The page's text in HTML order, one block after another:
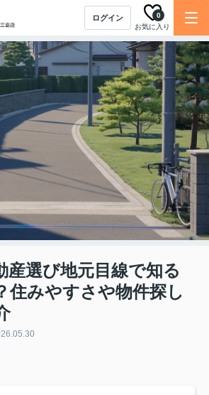
ログイン
お気に入り
0
産選び地元目線で知る
住みやすさや物件探し